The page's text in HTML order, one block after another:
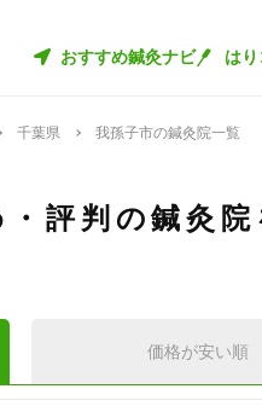
おすすめ鍼灸ナビ は
千葉県 我孫子市の鍼灸院一覧
評判の鍼灸院
価格が安い順